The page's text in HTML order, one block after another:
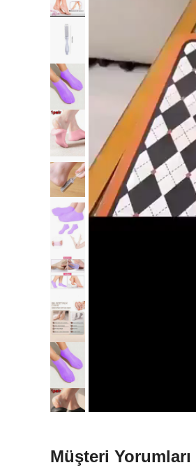
Müşteri Yorumları